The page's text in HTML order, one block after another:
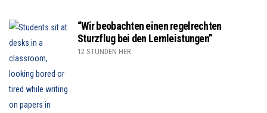
“Wir beobachten einen regelrechten
Sturzflug bei den Lernleistungen”
12 STUNDEN HER